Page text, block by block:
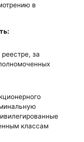
в
за
классам